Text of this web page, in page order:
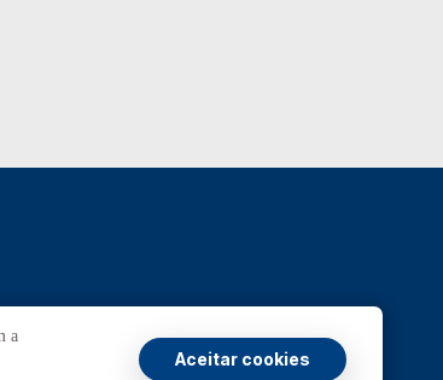
de Contas
a
Aceitar cookies